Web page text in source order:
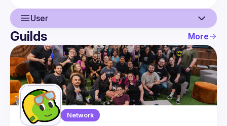
User
User
Events
Guilds
Guilds More
Network